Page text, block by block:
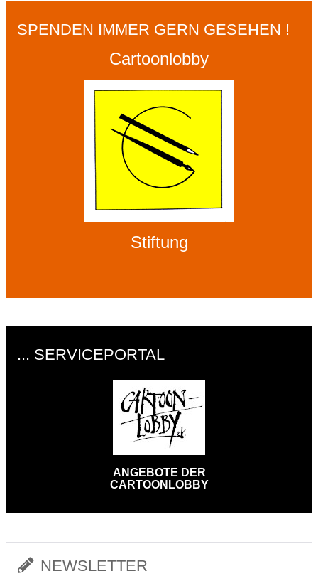
SPENDEN IMMER GERN GESEHEN !
Cartoonlobby
Stiftung
... SERVICEPORTAL
ANGEBOTE DER
CARTOONLOBBY
NEWSLETTER